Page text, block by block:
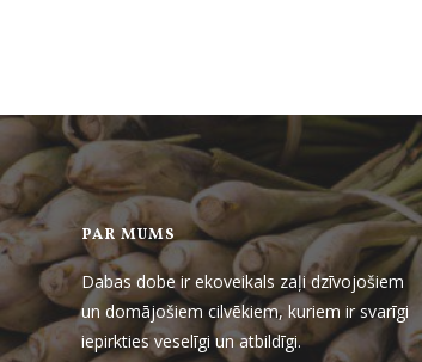
PAR MUMS
Dabas dobe ir ekoveikals zaļi dzīvojošiem
un domājošiem cilvēkiem, kuriem ir svarīgi
iepirkties veselīgi un atbildīgi.